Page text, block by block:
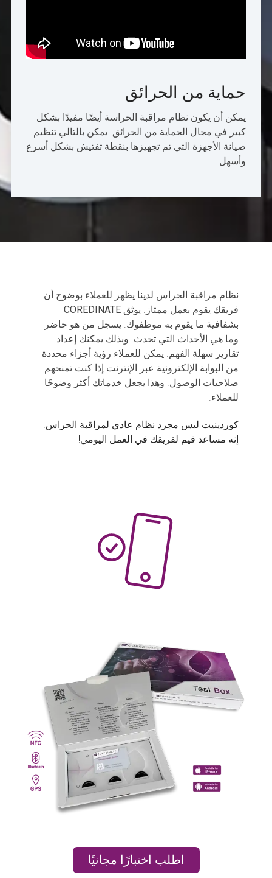
حماية من الحرائق
يمكن أن يكون نظام مراقبة الحراسة أيضًا مفيدًا بشكل
كبير في مجال الحماية من الحرائق. يمكن بالتالي تنظيم
صيانة الأجهزة التي تم تجهيزها بنقطة تفتيش بشكل أسرع
وأسهل.
نظام مراقبة الحراس لدينا يظهر للعملاء بوضوح أن
فريقك يقوم بعمل ممتاز. يوثق COREDINATE
بشفافية ما يقوم به موظفوك. يسجل من هو حاضر
وما هي الأحداث التي تحدث. وبذلك يمكنك إعداد
تقارير سهلة الفهم. يمكن للعملاء رؤية أجزاء محددة
من البوابة الإلكترونية عبر الإنترنت إذا كنت تمنحهم
صلاحيات الوصول. وهذا يجعل خدماتك أكثر وضوحًا
للعملاء.
كوردينيت ليس مجرد نظام عادي لمراقبة الحراس.
إنه مساعد قيم لفريقك في العمل اليومي!
اطلب اختبارًا مجانيًا